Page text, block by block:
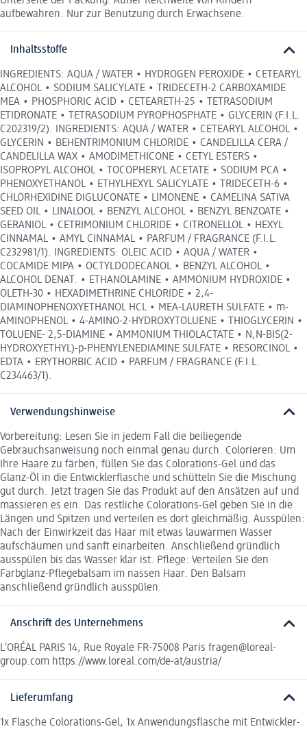
aufbewahren. Nur zur Benutzung durch Erwachsene.
Inhaltsstoffe
INGREDIENTS: AQUA / WATER • HYDROGEN PEROXIDE • CETEARYL
ALCOHOL • SODIUM SALICYLATE • TRIDECETH-2 CARBOXAMIDE
MEA • PHOSPHORIC ACID • CETEARETH-25 • TETRASODIUM
ETIDRONATE • TETRASODIUM PYROPHOSPHATE • GLYCERIN (F.I.L.
C202319/2). INGREDIENTS: AQUA / WATER • CETEARYL ALCOHOL •
GLYCERIN • BEHENTRIMONIUM CHLORIDE • CANDELILLA CERA /
CANDELILLA WAX • AMODIMETHICONE • CETYL ESTERS •
ISOPROPYL ALCOHOL • TOCOPHERYL ACETATE • SODIUM PCA •
PHENOXYETHANOL • ETHYLHEXYL SALICYLATE • TRIDECETH-6 •
CHLORHEXIDINE DIGLUCONATE • LIMONENE • CAMELINA SATIVA
SEED OIL • LINALOOL • BENZYL ALCOHOL • BENZYL BENZOATE •
GERANIOL • CETRIMONIUM CHLORIDE • CITRONELLOL • HEXYL
CINNAMAL • AMYL CINNAMAL • PARFUM / FRAGRANCE (F.I.L.
C232981/1). INGREDIENTS: OLEIC ACID • AQUA / WATER •
COCAMIDE MIPA • OCTYLDODECANOL • BENZYL ALCOHOL •
ALCOHOL DENAT. • ETHANOLAMINE • AMMONIUM HYDROXIDE •
OLETH-30 • HEXADIMETHRINE CHLORIDE • 2,4-
DIAMINOPHENOXYETHANOL HCL • MEA-LAURETH SULFATE • m-
AMINOPHENOL • 4-AMINO-2-HYDROXYTOLUENE • THIOGLYCERIN •
TOLUENE- 2,5-DIAMINE • AMMONIUM THIOLACTATE • N,N-BIS(2-
HYDROXYETHYL)-p-PHENYLENEDIAMINE SULFATE • RESORCINOL •
EDTA • ERYTHORBIC ACID • PARFUM / FRAGRANCE (F.I.L.
C234463/1).
Verwendungshinweise
Vorbereitung: Lesen Sie in jedem Fall die beiliegende
Gebrauchsanweisung noch einmal genau durch. Colorieren: Um
Ihre Haare zu färben, füllen Sie das Colorations-Gel und das
Glanz-Öl in die Entwicklerflasche und schütteln Sie die Mischung
gut durch. Jetzt tragen Sie das Produkt auf den Ansätzen auf und
massieren es ein. Das restliche Colorations-Gel geben Sie in die
Längen und Spitzen und verteilen es dort gleichmäßig. Ausspülen:
Nach der Einwirkzeit das Haar mit etwas lauwarmen Wasser
aufschäumen und sanft einarbeiten. Anschließend gründlich
ausspülen bis das Wasser klar ist. Pflege: Verteilen Sie den
Farbglanz-Pflegebalsam im nassen Haar. Den Balsam
anschließend gründlich ausspülen.
Anschrift des Unternehmens
L’ORÉAL PARIS 14, Rue Royale FR-75008 Paris fragen@loreal-
group.com https://www.loreal.com/de-at/austria/
Lieferumfang
1x Flasche Colorations-Gel, 1x Anwendungsflasche mit Entwickler-